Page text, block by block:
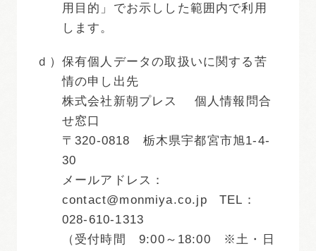
用目的」でお示しした範囲内で利用
します。
ｄ） 保有個人データの取扱いに関する苦
情の申し出先
株式会社新朝プレス 個人情報問合
せ窓口
〒320-0818 栃木県宇都宮市旭1-4-
30
メールアドレス：
contact@monmiya.co.jp TEL：
028-610-1313
（受付時間 9:00～18:00 ※土・日